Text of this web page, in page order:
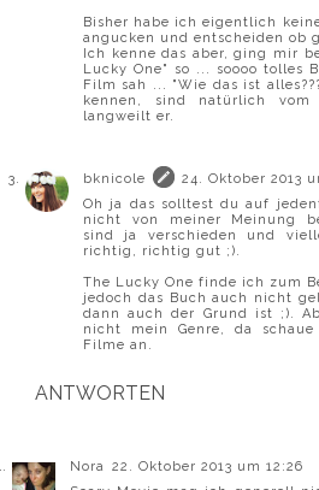
Bisher habe ich eigentlich
angucken und entscheiden ob
Ich kenne das aber, ging mir
Lucky One" so ... soooo tolles
Film sah ... "Wie das ist
kennen, sind natürlich
langweilt er.
bknicole
24. Oktober 2013
Oh ja das solltest du auf
nicht von meiner Meinung
sind ja verschieden und
richtig, richtig gut ;).
The Lucky One finde ich zum
jedoch das Buch auch nicht
dann auch der Grund ist ;).
nicht mein Genre, da
Filme an.
ANTWORTEN
Nora 22. Oktober 2013 um 12:26